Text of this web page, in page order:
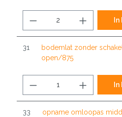
31
bodemlat zonder
open/875
33 opname omloopas